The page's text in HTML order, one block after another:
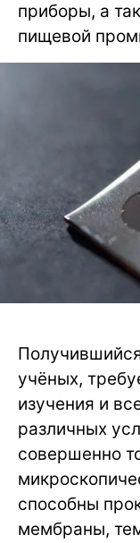
приборы, а
пищевой
учёных,
изучения и
различных
совершенно
способны
мембраны,